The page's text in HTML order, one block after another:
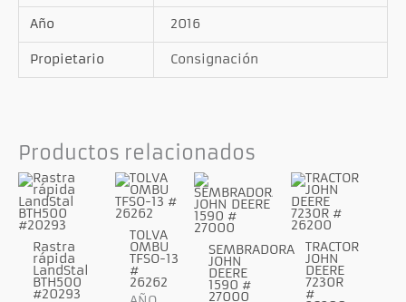
Año 2016
Propietario Consignación
Productos relacionados
Rastra
rápida
LandStal
BTH500
#20293
TOLVA
OMBU
TFSO-13
#
26262
SEMBRADORA
JOHN
DEERE
1590 #
27000
TRACTOR
JOHN
DEERE
7230R
#